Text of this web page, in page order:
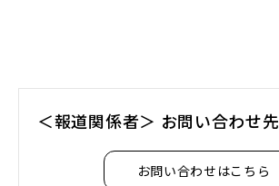
＜報道関係者＞ お問い合わせ先
お問い合わせはこちら